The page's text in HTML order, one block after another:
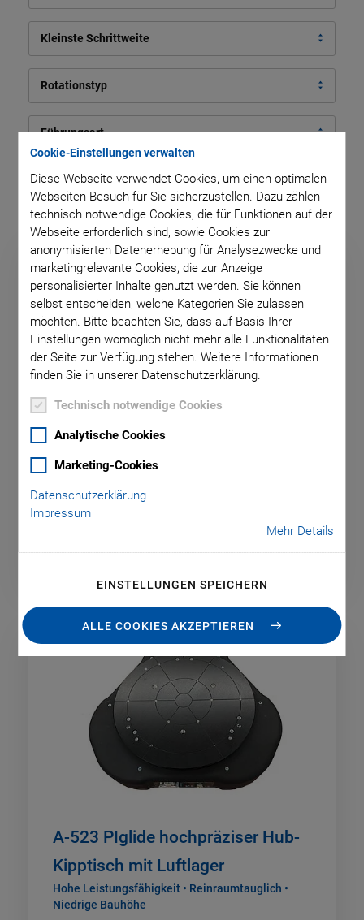
Cookie-Einstellungen verwalten
Diese Webseite verwendet Cookies, um einen optimalen
Webseiten-Besuch für Sie sicherzustellen. Dazu zählen
technisch notwendige Cookies, die für Funktionen auf der
Webseite erforderlich sind, sowie Cookies zur
anonymisierten Datenerhebung für Analysezwecke und
marketingrelevante Cookies, die zur Anzeige
personalisierter Inhalte genutzt werden. Sie können
selbst entscheiden, welche Kategorien Sie zulassen
möchten. Bitte beachten Sie, dass auf Basis Ihrer
Einstellungen womöglich nicht mehr alle Funktionalitäten
der Seite zur Verfügung stehen. Weitere Informationen
finden Sie in unserer Datenschutzerklärung.
Technisch notwendige Cookies
Analytische Cookies
Marketing-Cookies
Datenschutzerklärung
Impressum
Mehr Details
EINSTELLUNGEN SPEICHERN
ALLE COOKIES AKZEPTIEREN
Kleinste Schrittweite
Rotationstyp
Führungsart
31 Ergebnisse
Reibungsfreie, modulare Luftlager
A-523 PIglide hochpräziser Hub-
Kipptisch mit Luftlager
Hohe Leistungsfähigkeit • Reinraumtauglich •
Niedrige Bauhöhe